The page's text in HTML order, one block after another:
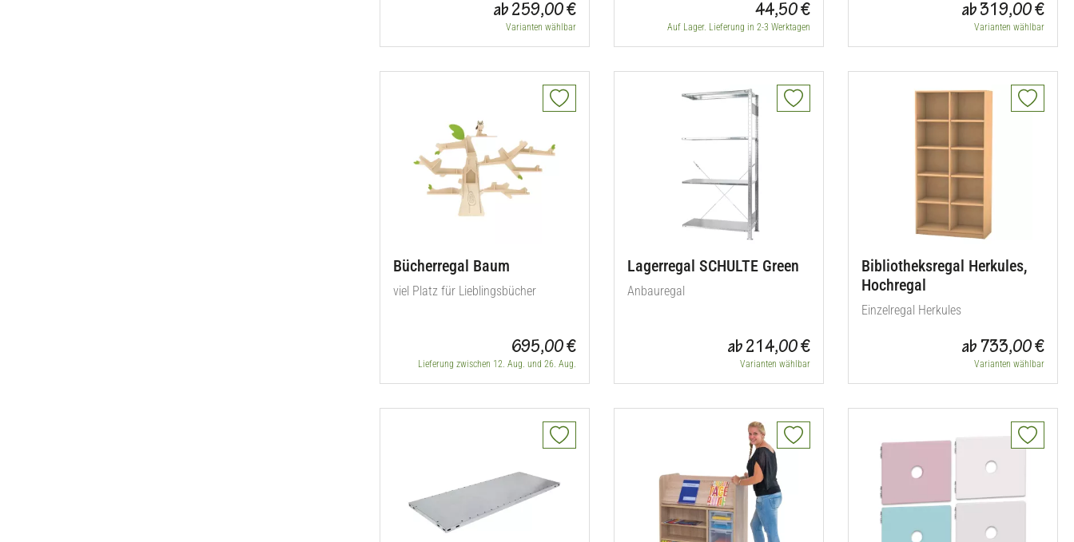
ab 259,00 €
Varianten wählbar
44,50 €
Auf Lager. Lieferung in 2-3 Werktagen
ab 319,00 €
Varianten wählbar
Bücherregal Baum
viel Platz für Lieblingsbücher
695,00 €
Lieferung zwischen 12. Aug. und 26. Aug.
Lagerregal SCHULTE Green
Anbauregal
ab 214,00 €
Varianten wählbar
Bibliotheksregal Herkules,
Hochregal
Einzelregal Herkules
ab 733,00 €
Varianten wählbar